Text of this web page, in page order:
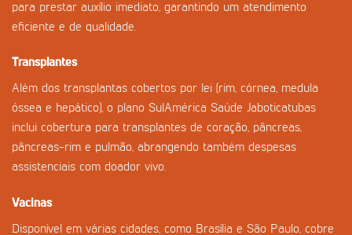
para prestar auxílio imediato, garantindo um atendimento
eficiente e de qualidade.
Transplantes
Além dos transplantas cobertos por lei (rim, córnea, medula
óssea e hepático), o plano SulAmérica Saúde Jaboticatubas
inclui cobertura para transplantes de coração, pâncreas,
pâncreas-rim e pulmão, abrangendo também despesas
assistenciais com doador vivo.
Vacinas
Disponível em várias cidades, como Brasília e São Paulo, cobre